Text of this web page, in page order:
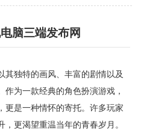
脑三端发布网
其独特的画风、丰富的剧情以及
为一款经典的角色扮演游戏，
更是一种情怀的寄托。许多玩家
更渴望重温当年的青春岁月。